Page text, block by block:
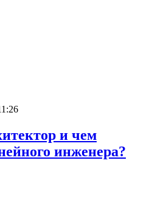
и чем
инженера?